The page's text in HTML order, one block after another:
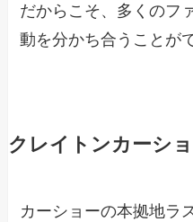
だからこそ、多くのフ
動を分かち合うことが
クレイトンカーシ
カーショーの本拠地ラ